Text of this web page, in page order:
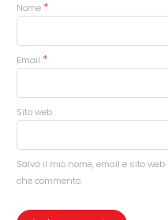
Nome *
Email *
Sito web
Salva il mio nome, email e sito
che commento.